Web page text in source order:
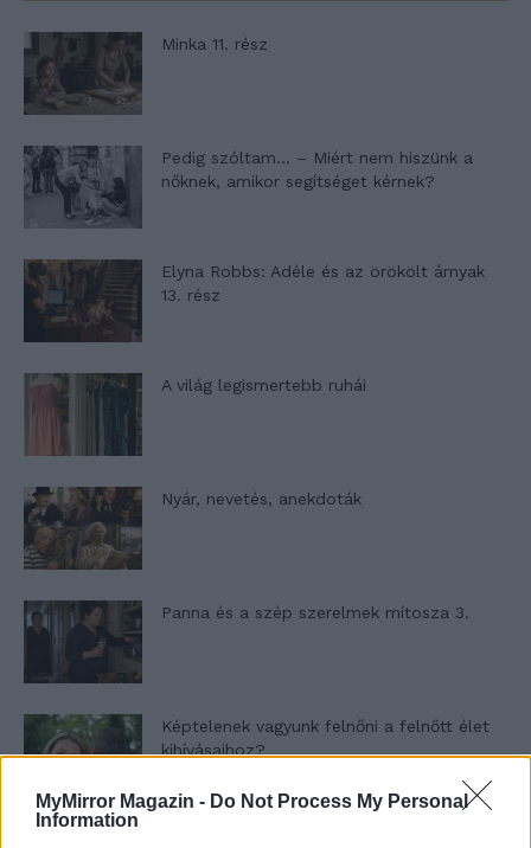
MyMirror Magazin - Do Not Process My Personal
Information
Minka 11. rész
Pedig szóltam… – Miért nem hiszünk a
nőknek, amikor segítséget kérnek?
Elyna Robbs: Adéle és az örökölt árnyak
13. rész
A világ legismertebb ruhái
Nyár, nevetés, anekdoták
Panna és a szép szerelmek mítosza 3.
Képtelenek vagyunk felnőni a felnőtt élet
kihívásaihoz?